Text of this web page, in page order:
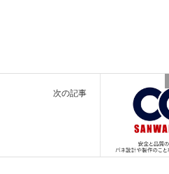
次の記事